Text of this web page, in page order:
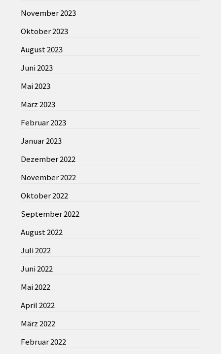
November 2023
Oktober 2023
August 2023
Juni 2023
Mai 2023
März 2023
Februar 2023
Januar 2023
Dezember 2022
November 2022
Oktober 2022
September 2022
August 2022
Juli 2022
Juni 2022
Mai 2022
April 2022
März 2022
Februar 2022